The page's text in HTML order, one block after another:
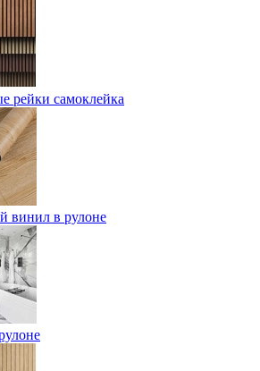
рейки самоклейка
винил в рулоне